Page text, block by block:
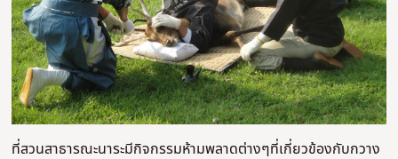
ที่สวนสาธารณะนาระมีกิจกรรมห้ามพลาดต่างๆที่เกี่ยวข้องกับกวาง